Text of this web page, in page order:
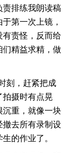
责排练我朗读稿
第一次上镜，
责怪，反而给
精益求精，做
刻，赶紧把成
拍摄时有点晃
沉重，就像一块
去所有录制设
的作业了。